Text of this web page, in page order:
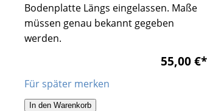
Bodenplatte Längs eingelassen. Maße
müssen genau bekannt gegeben
werden.
55,00 €*
Für später merken
In den Warenkorb